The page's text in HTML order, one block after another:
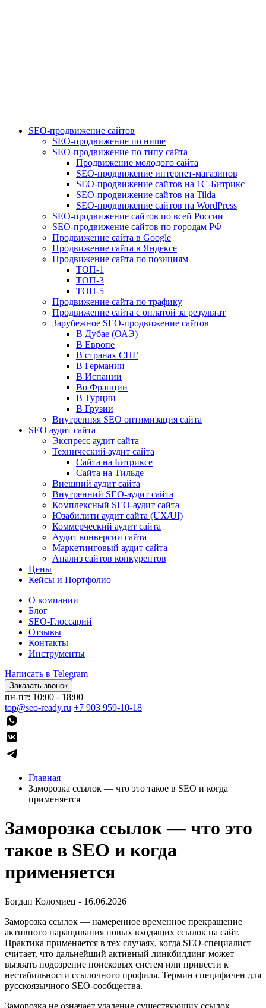
SEO-продвижение сайтов
SEO-продвижение по нише
SEO-продвижение по типу сайта
Продвижение молодого сайта
SEO-продвижение интернет-магазинов
SEO-продвижение сайтов на 1С-Битрикс
SEO-продвижение сайтов на Tilda
SEO-продвижение сайтов на WordPress
SEO-продвижение сайтов по всей России
SEO-продвижение сайтов по городам РФ
Продвижение сайта в Google
Продвижение сайта в Яндексе
Продвижение сайта по позициям
ТОП-1
ТОП-3
ТОП-5
Продвижение сайта по трафику
Продвижение сайта с оплатой за результат
Зарубежное SEO-продвижение сайтов
В Дубае (ОАЭ)
В Европе
В странах СНГ
В Германии
В Испании
Во Франции
В Турции
В Грузии
Внутренняя SEO оптимизация сайта
SEO аудит сайта
Экспресс аудит сайта
Технический аудит сайта
Сайта на Битриксе
Сайта на Тильде
Внешний аудит сайта
Внутренний SEO-аудит сайта
Комплексный SEO-аудит сайта
Юзабилити аудит сайта (UX/UI)
Коммерческий аудит сайта
Аудит конверсии сайта
Маркетинговый аудит сайта
Анализ сайтов конкурентов
Цены
Кейсы и Портфолио
О компании
Блог
SEO-Глоссарий
Отзывы
Контакты
Инструменты
Написать в Telegram
Заказать звонок
пн-пт: 10:00 - 18:00
top@seo-ready.ru +7 903 959-10-18
Главная
Заморозка ссылок — что это такое в SEO и когда
применяется
Заморозка ссылок — что это
такое в SEO и когда
применяется
Богдан Коломиец - 16.06.2026
Заморозка ссылок — намеренное временное прекращение
активного наращивания новых входящих ссылок на сайт.
Практика применяется в тех случаях, когда SEO-специалист
считает, что дальнейший активный линкбилдинг может
вызвать подозрение поисковых систем или привести к
нестабильности ссылочного профиля. Термин специфичен для
русскоязычного SEO-сообщества.
Заморозка не означает удаление существующих ссылок —